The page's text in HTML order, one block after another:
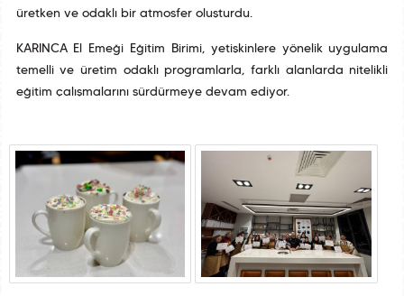
üretken ve odaklı bir atmosfer oluşturdu.
KARINCA El Emeği Eğitim Birimi, yetişkinlere yönelik uygulama
temelli ve üretim odaklı programlarla, farklı alanlarda nitelikli
eğitim çalışmalarını sürdürmeye devam ediyor.